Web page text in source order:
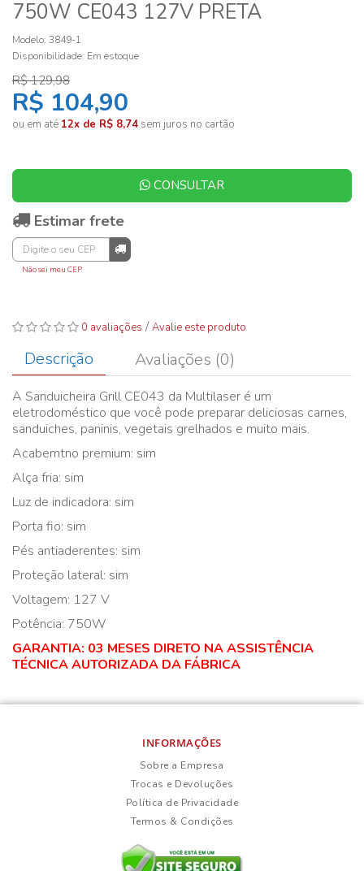
750W CE043 127V PRETA
Modelo: 3849-1
Disponibilidade: Em estoque
R$ 129,98
R$ 104,90
ou em até 12x de R$ 8,74 sem juros no cartão
CONSULTAR
Estimar frete
Não sei meu CEP
0 avaliações /Avalie este produto
Descrição Avaliações (0)
A Sanduicheira Grill CE043 da Multilaser é um
eletrodoméstico que você pode preparar deliciosas carnes,
sanduiches, paninis, vegetais grelhados e muito mais.
Acabemtno premium: sim
Alça fria: sim
Luz de indicadora: sim
Porta fio: sim
Pés antiaderentes: sim
Proteção lateral: sim
Voltagem: 127 V
Potência: 750W
GARANTIA: 03 MESES DIRETO NA ASSISTÊNCIA
TÉCNICA AUTORIZADA DA FÁBRICA
INFORMAÇÕES
Sobre a Empresa
Trocas e Devoluções
Política de Privacidade
Termos & Condições